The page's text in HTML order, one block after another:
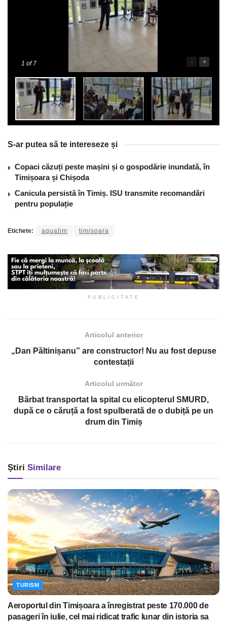
1 of 7 - +
S-ar putea să te intereseze și
Copaci căzuți peste mașini și o gospodărie inundată, în
Timișoara și Chișoda
Canicula persistă în Timiș. ISU transmite recomandări
pentru populație
Etichete: aquatim timisoara
PUBLICITATE
Articolul anterior
„Dan Păltinișanu” are constructor! Nu au fost depuse
contestații
Articolul următor
Bărbat transportat la spital cu elicopterul SMURD,
după ce o căruță a fost spulberată de o dubiță pe un
drum din Timiș
Știri Similare
TURISM
Aeroportul din Timișoara a înregistrat peste 170.000 de
pasageri în iulie, cel mai ridicat trafic lunar din istoria sa